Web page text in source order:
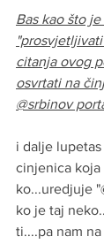
Bas kao što
citanja ovog
osvrtati na
@srbinov
i dalje
cinjenica
ko...uredjuje
ko je taj
ti....pa nam